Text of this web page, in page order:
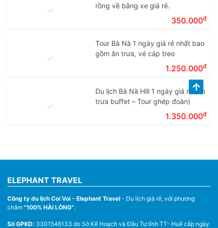
rồng về bằng xe giá rẻ.
350.000đ
Tour Bà Nà 1 ngày giá rẻ nhất bao
gồm ăn trưa, vé cáp treo
1.250.000đ
Du lịch Bà Nà Hill 1 ngày giá rẻ (Ăn
trưa buffet – Tour ghép đoàn)
1.350.000đ
ELEPHANT TRAVEL
Công ty du lịch Coi Voi - Elephant Travel - Du lịch giá rẻ, với phương
châm "100% HÀI LÒNG".
Số GPKD: 3301546133 do Sở Kế Hoạch và Đầu Tư tỉnh TT- Huế cấp ngày